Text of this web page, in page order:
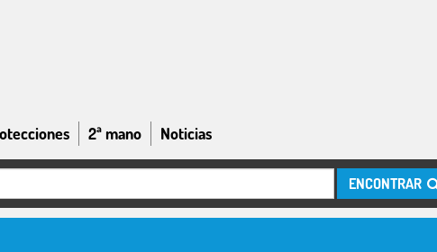
2ª mano Noticias
ENCONTRAR